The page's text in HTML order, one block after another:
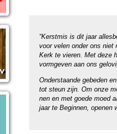
“Kerst­mis is dit jaar
voor velen onder ons niet
Kerk te vieren. Met deze
vorm­ge­ven aan ons
Onder­staande gebe­den
tot steun zijn. Om onze
nen en met goede moed
jaar te Beginnen, openen